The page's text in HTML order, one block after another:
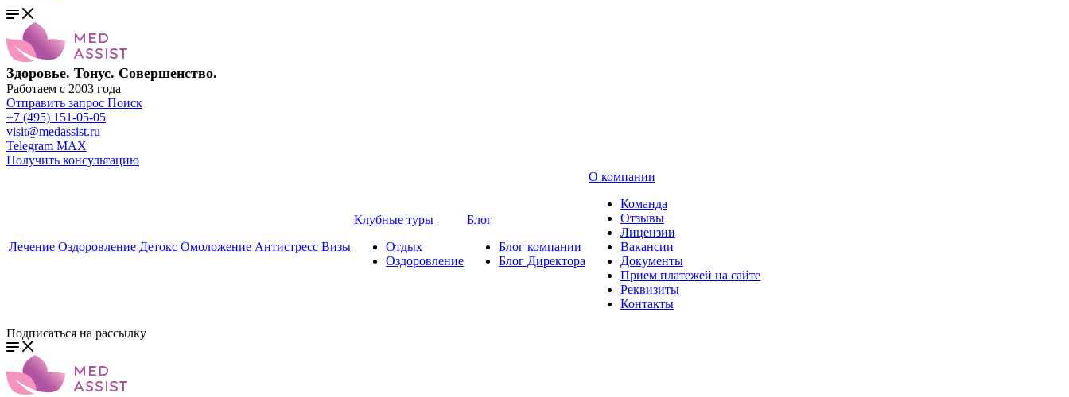
Здоровье. Тонус. Совершенство.
Работаем с 2003 года
Отправить запрос Поиск
+7 (495) 151-05-05
visit@medassist.ru
Telegram MAX
Получить консультацию
Лечение Оздоровление Детокс Омоложение Антистресс Визы
Клубные туры
Отдых
Оздоровление
Блог
Блог компании
Блог Директора
О компании
Команда
Отзывы
Лицензии
Вакансии
Документы
Прием платежей на сайте
Реквизиты
Контакты
Подписаться на рассылку